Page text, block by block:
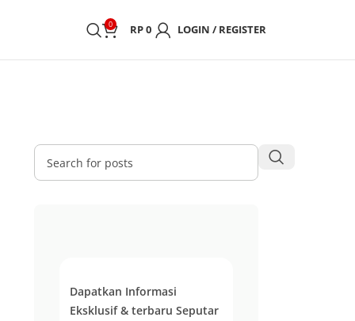
0 RP0 LOGIN / REGISTER
Dapatkan Informasi
Eksklusif & terbaru Seputar